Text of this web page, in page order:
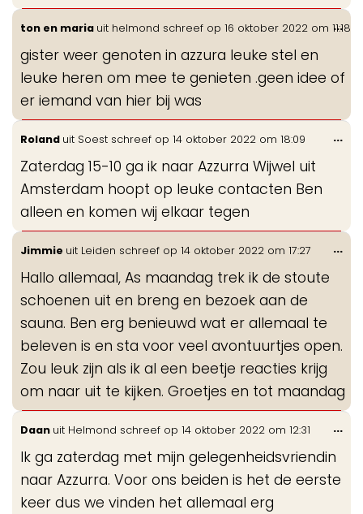
ton en maria uit helmond schreef op 16 oktober 2022 om 11:18
gister weer genoten in azzura leuke stel en
leuke heren om mee te genieten .geen idee of
er iemand van hier bij was
...
Roland uit Soest schreef op 14 oktober 2022 om 18:09
Zaterdag 15-10 ga ik naar Azzurra Wijwel uit
Amsterdam hoopt op leuke contacten Ben
alleen en komen wij elkaar tegen
...
Jimmie uit Leiden schreef op 14 oktober 2022 om 17:27
Hallo allemaal, As maandag trek ik de stoute
schoenen uit en breng en bezoek aan de
sauna. Ben erg benieuwd wat er allemaal te
beleven is en sta voor veel avontuurtjes open.
Zou leuk zijn als ik al een beetje reacties krijg
om naar uit te kijken. Groetjes en tot maandag
...
Daan uit Helmond schreef op 14 oktober 2022 om 12:31
Ik ga zaterdag met mijn gelegenheidsvriendin
naar Azzurra. Voor ons beiden is het de eerste
keer dus we vinden het allemaal erg
...